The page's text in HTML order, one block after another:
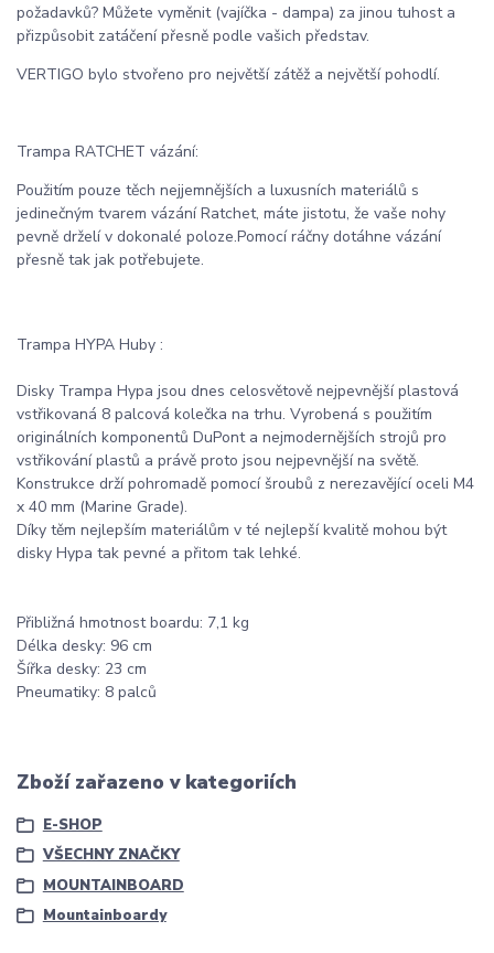
požadavků? Můžete vyměnit (vajíčka - dampa) za jinou tuhost a
přizpůsobit zatáčení přesně podle vašich představ.
VERTIGO bylo stvořeno pro největší zátěž a největší pohodlí.
Trampa RATCHET vázání:
Použitím pouze těch nejjemnějších a luxusních materiálů s
jedinečným tvarem vázání Ratchet, máte jistotu, že vaše nohy
pevně drželí v dokonalé poloze.Pomocí ráčny dotáhne vázání
přesně tak jak potřebujete.
Trampa HYPA Huby :
Disky Trampa Hypa jsou dnes celosvětově nejpevnější plastová
vstřikovaná 8 palcová kolečka na trhu. Vyrobená s použitím
originálních komponentů DuPont a nejmodernějších strojů pro
vstřikování plastů a právě proto jsou nejpevnější na světě.
Konstrukce drží pohromadě pomocí šroubů z nerezavějící oceli M4
x 40 mm (Marine Grade).
Díky těm nejlepším materiálům v té nejlepší kvalitě mohou být
disky Hypa tak pevné a přitom tak lehké.
Přibližná hmotnost boardu: 7,1 kg
Délka desky: 96 cm
Šířka desky: 23 cm
Pneumatiky: 8 palců
Zboží zařazeno v kategoriích
E-SHOP
VŠECHNY ZNAČKY
MOUNTAINBOARD
Mountainboardy